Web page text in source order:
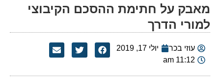
מאבק על חתימת ההסכם הקיבוצי
למורי הדרך
עוזי בכר
יולי 17, 2019
11:12 am